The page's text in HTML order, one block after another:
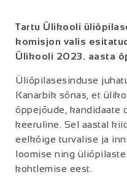
Tartu Ülikooli
komisjon valis
Ülikooli 2023. aasta
Üliõpilasesinduse
Kanarbik sõnas, et
õppejõude, kandidaate
keeruline. Sel aastal
eelkõige turvalise ja
loomise ning
kohtlemise eest.